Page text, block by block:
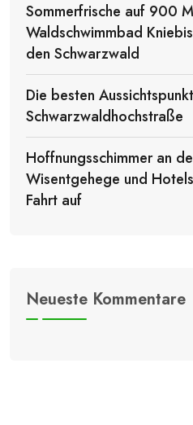
Sommerfrische auf 900
Waldschwimmbad
den Schwarzwald
Die besten
Schwarzwaldhochstraße
Hoffnungsschimmer an
Wisentgehege und
Fahrt auf
Neueste Kommentare